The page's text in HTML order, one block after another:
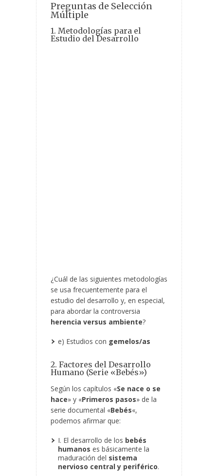
Preguntas de Selección
Múltiple
1. Metodologías para el
Estudio del Desarrollo
¿Cuál de las siguientes metodologías
se usa frecuentemente para el
estudio del desarrollo y, en especial,
para abordar la controversia
herencia versus ambiente?
e) Estudios con gemelos/as
2. Factores del Desarrollo
Humano (Serie «Bebés»)
Según los capítulos «Se nace o se
hace» y «Primeros pasos» de la
serie documental «Bebés«,
podemos afirmar que:
I. El desarrollo de los bebés
humanos es básicamente la
maduración del sistema
nervioso central y periférico.